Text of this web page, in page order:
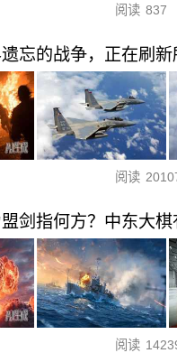
阅读 837
忘的战争，正在刷新
阅读
剑指何方？中东大棋
阅读